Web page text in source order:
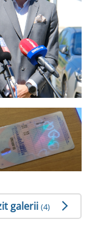
galerii (4)